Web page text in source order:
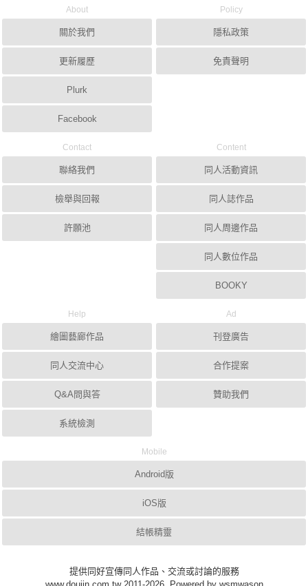
About
關於我們
更新履歷
Plurk
Facebook
Policy
隱私政策
免責聲明
Contact
聯絡我們
檢舉與回報
許願池
Content
同人活動資訊
同人誌作品
同人周邊作品
同人數位作品
BOOKY
Help
繪圖藝廊作品
同人交流中心
Q&A問與答
系統檢測
Ad
刊登廣告
合作提案
贊助我們
Mobile
Android版
iOS版
結帳精靈
提供同好宣傳同人作品、交流或討論的服務